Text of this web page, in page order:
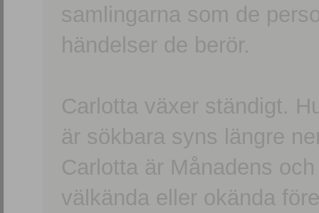
samlingarna som de
händelser de berör.
Carlotta växer ständigt.
är sökbara syns längre
Carlotta är Månadens
välkända eller okända